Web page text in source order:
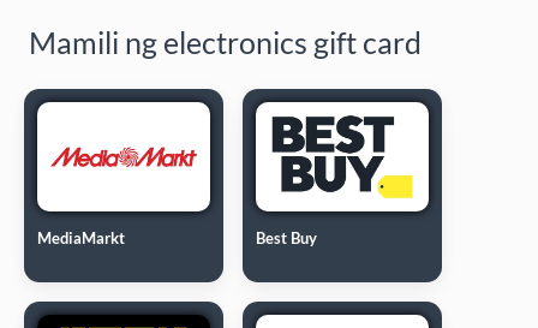
Mamili ng electronics gift card
MediaMarkt Best Buy